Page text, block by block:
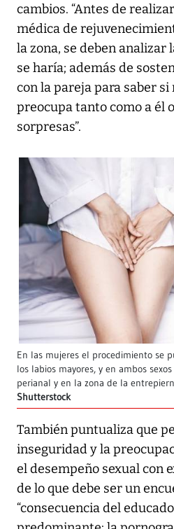
cambios. “Antes de
médica de
la zona, se deben analizar
se haría; además de
con la pareja para saber
preocupa tanto como a él
sorpresas”.
En las mujeres el procedimiento se
los labios mayores, y en ambos
perianal y en la zona de la
Shutterstock
También puntualiza que
inseguridad y la
el desempeño sexual con
de lo que debe ser un
“consecuencia del